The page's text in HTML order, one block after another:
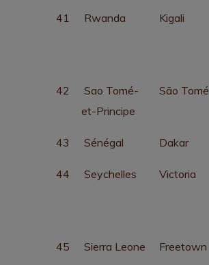
41 Rwanda Kigali
42
Sao Tomé-
et-Principe
São Tomé
43 Sénégal Dakar
44 Seychelles Victoria
45 Sierra Leone Freetown